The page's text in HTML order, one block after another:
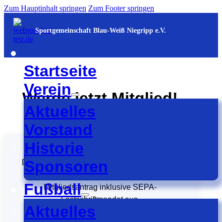
Zum Hauptinhalt springen Zum Footer springen
Sportgemeinschaft Blau-Weiß Niegripp e.V.
Startseite
Verein
Aktuelles
Vorstand
Historie
Sponsoren
Fußball
Aktuelles
Werde jetzt Mitglied!
Du möchtest Teil der SG Blau-Weiß Niegripp
werden? Dann fülle einfach den
Mitgliedsantrag inklusive SEPA-
Lastschriftmandat aus.